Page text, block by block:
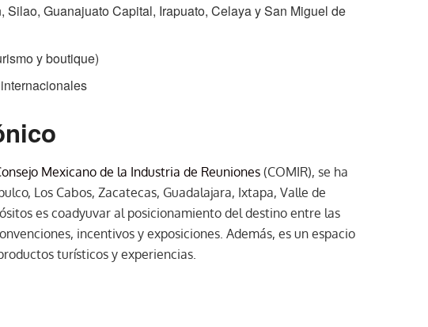
Silao, Guanajuato Capital, Irapuato, Celaya y San Miguel de
y boutique)
Mexicano de la Industria de Reuniones (COMIR), se ha
Los Cabos, Zacatecas, Guadalajara, Ixtapa, Valle de
es coadyuvar al posicionamiento del destino entre las
incentivos y exposiciones. Además, es un espacio
turísticos y experiencias.